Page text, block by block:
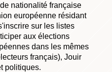
nationalité française
européenne résidant
sur les listes
aux élections
dans les mêmes
français), Jouir
politiques.